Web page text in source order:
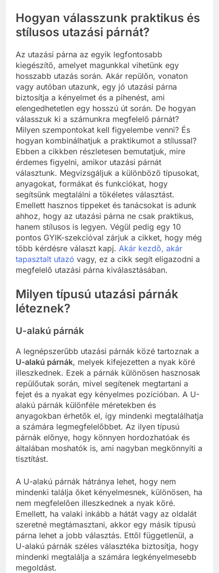
Hogyan válasszunk praktikus és
stílusos utazási párnát?
Az utazási párna az egyik legfontosabb
kiegészítő, amelyet magunkkal vihetünk egy
hosszabb utazás során. Akár repülőn, vonaton
vagy autóban utazunk, egy jó utazási párna
biztosítja a kényelmet és a pihenést, ami
elengedhetetlen egy hosszú út során. De hogyan
válasszuk ki a számunkra megfelelő párnát?
Milyen szempontokat kell figyelembe venni? És
hogyan kombinálhatjuk a praktikumot a stílussal?
Ebben a cikkben részletesen bemutatjuk, mire
érdemes figyelni, amikor utazási párnát
választunk. Megvizsgáljuk a különböző típusokat,
anyagokat, formákat és funkciókat, hogy
segítsünk megtalálni a tökéletes választást.
Emellett hasznos tippeket és tanácsokat is adunk
ahhoz, hogy az utazási párna ne csak praktikus,
hanem stílusos is legyen. Végül pedig egy 10
pontos GYIK-szekcióval zárjuk a cikket, hogy még
több kérdésre választ kapj. Akár kezdő, akár
tapasztalt utazó vagy, ez a cikk segít eligazodni a
megfelelő utazási párna kiválasztásában.
Milyen típusú utazási párnák
léteznek?
U-alakú párnák
A legnépszerűbb utazási párnák közé tartoznak a
U-alakú párnák, melyek kifejezetten a nyak köré
illeszkednek. Ezek a párnák különösen hasznosak
repülőutak során, mivel segítenek megtartani a
fejet és a nyakat egy kényelmes pozícióban. A U-
alakú párnák különféle méretekben és
anyagokban érhetők el, így mindenki megtalálhatja
a számára legmegfelelőbbet. Az ilyen típusú
párnák előnye, hogy könnyen hordozhatóak és
általában moshatók is, ami nagyban megkönnyíti a
tisztítást.
A U-alakú párnák hátránya lehet, hogy nem
mindenki találja őket kényelmesnek, különösen, ha
nem megfelelően illeszkednek a nyak köré.
Emellett, ha valaki inkább a hátát vagy az oldalát
szeretné megtámasztani, akkor egy másik típusú
párna lehet a jobb választás. Ettől függetlenül, a
U-alakú párnák széles választéka biztosítja, hogy
mindenki megtalálja a számára legkényelmesebb
megoldást.